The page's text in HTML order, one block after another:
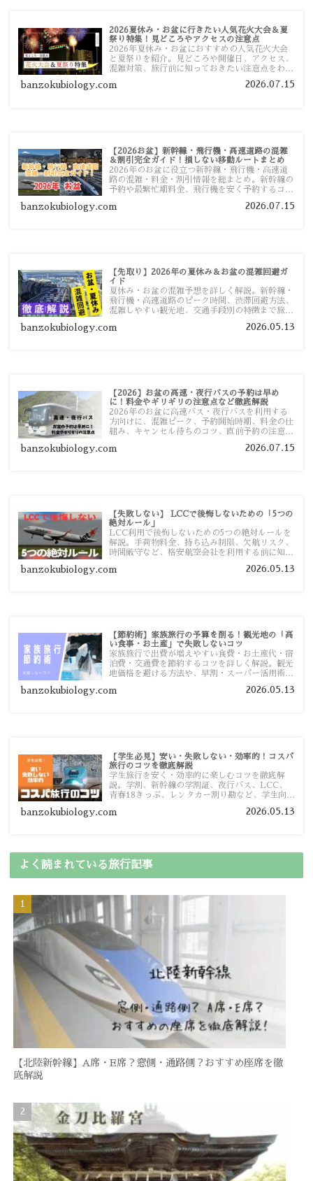
2026夏休み・お盆に行きたい人気花火大会＆夏
祭り特集！見どころやアクセスの注意点
2026年夏休み・お盆におすすめの人気花火大会
と夏祭りを紹介。見どころや開催日、アクセス、
混雑対策、旅行前に知っておきたい注意点をわか
banzokubiology.com 2026.07.15
【2026お盆】新幹線・飛行機・高速道路の混雑
＆割引完全ガイド！損しない移動ルートまとめ
2026年のお盆に役立つ新幹線・飛行機・高速道
路の混雑・料金・割引情報を総まとめ。新幹線の
予約や最繁忙期料金、飛行機を安く予約するコ
い移動方法を分かりやすく解説します。
banzokubiology.com 2026.07.15
【先取り】2026年の夏休み＆お盆の混雑回避ガ
イド
夏休み・お盆の混雑予想を詳しく解説。新幹線・
飛行機・高速道路のピーク時間、渋滞回避方法、
混雑しやすい観光地、交通手段別の特徴まで旅行
banzokubiology.com 2026.05.13
【2026】お盆の高速・夜行バスの予約は早め
に！料金やギリギリの注意点など徹底解説
2026年のお盆に高速バス・夜行バスを利用する
方向けに、混雑ピーク、予約開始時期、料金の仕
組み、キャンセル待ちのコツ、直前予約の注意点
banzokubiology.com 2026.07.15
【失敗しない】 LCCで後悔しないための「5つの
絶対ルール」
LCC利用で後悔しないための5つの絶対ルールを
解説。手荷物料金、持ち込み制限、欠航リスク、
時間厳守など、格安航空会社を利用する前に知っ
す。
banzokubiology.com 2026.05.13
【節約術】家族旅行の予算を削る！観光地の「高
い食事・お土産」で失敗しないコツ
家族旅行で出費が増えやすい食費・お土産代・宿
泊費・交通費を節約するコツを詳しく解説。観光
地価格を避ける方法や、早割・スーパー活用術、
banzokubiology.com 2026.05.13
【学生必見】安い・失敗しない・効率的！コスパ
旅行のコツを徹底解説
学生旅行を安く・効率的に楽しむコツを徹底解
説。学割、新幹線の学割証、夜行バス、LCC、
青春18きっぷ、レンタカー割り勘など、学生向け
banzokubiology.com 2026.05.13
よく読まれている旅行記事
【北陸新幹線】A席・E席？窓側・通路側？おすすめ座席を徹
底解説